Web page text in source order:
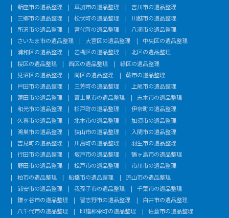
新座市の遺品整理
草加市の遺品整理
吉川市の遺品整理
三郷市の遺品整理
松伏町の遺品整理
川越市の遺品整理
所沢市の遺品整理
宮代町の遺品整理
八潮市の遺品整理
さいたま市の遺品整理
大宮区の遺品整理
中央区の遺品整理
浦和区の遺品整理
岩槻区の遺品整理
北区の遺品整理
桜区の遺品整理
西区の遺品整理
緑区の遺品整理
見沼区の遺品整理
南区の遺品整理
蕨市の遺品整理
戸田市の遺品整理
三芳町の遺品整理
上尾市の遺品整理
蓮田市の遺品整理
富士見市の遺品整理
志木市の遺品整理
和光市の遺品整理
杉戸町の遺品整理
伊奈町の遺品整理
久喜市の遺品整理
北本市の遺品整理
加須市の遺品整理
鴻巣市の遺品整理
狭山市の遺品整理
入間市の遺品整理
吉見町の遺品整理
川島町の遺品整理
羽生市の遺品整理
行田市の遺品整理
坂戸市の遺品整理
鶴ヶ島市の遺品整理
野田市の遺品整理
松戸市の遺品整理
市川市の遺品整理
柏市の遺品整理
船橋市の遺品整理
流山市の遺品整理
浦安市の遺品整理
我孫子市の遺品整理
千葉市の遺品整理
鎌ヶ谷市の遺品整理
習志野市の遺品整理
白井市の遺品整理
八千代市の遺品整理
印旛郡栄町の遺品整理
佐倉市の遺品整理